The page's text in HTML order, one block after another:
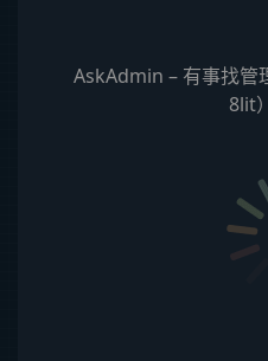
AskAdmin – 有事找管
8lit）